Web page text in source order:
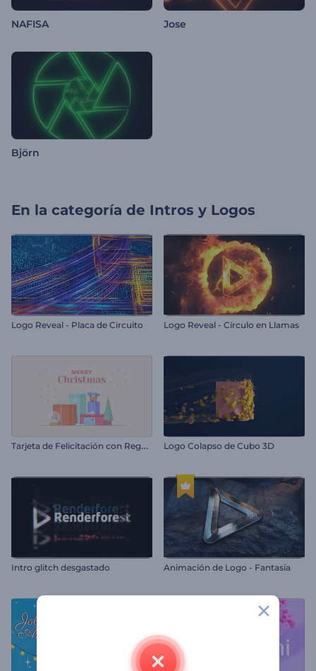
NAFISA Jose
Björn
En la categoría de Intros y Logos
Logo Reveal - Placa de Circuito Logo Reveal - Círculo en Llamas
T
arjeta de Felicitación con Regalos de Navidad Logo Colapso de Cubo 3D
Intro glitch desgastado Animación de Logo - Fantasía